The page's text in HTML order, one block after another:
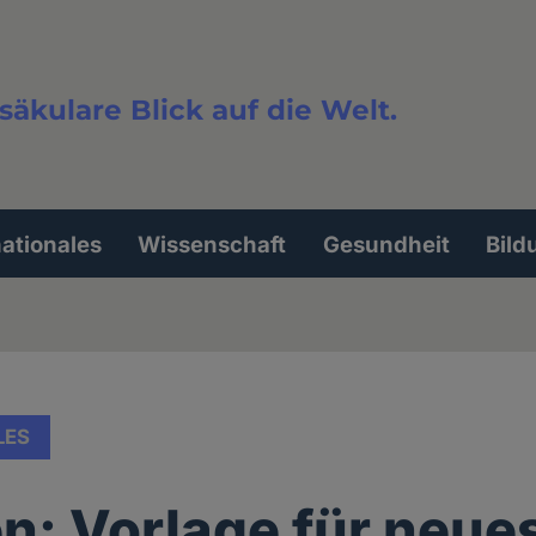
Blick auf die Welt.
Wissenschaft Gesundheit